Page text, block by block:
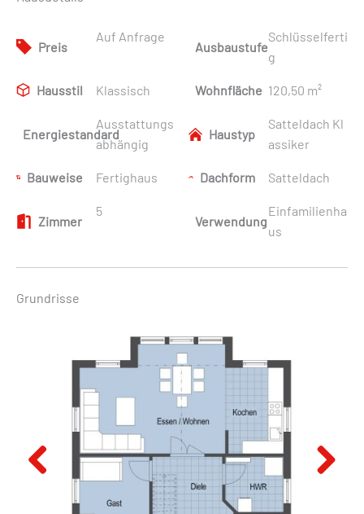
Preis
Auf Anfrage
Ausbaustufe
Schlüsselferti
g
Hausstil Klassisch Wohnfläche 120,50 m²
Energiestandard
Ausstattungs
abhängig
Haustyp
Satteldach Kl
assiker
Bauweise Fertighaus Dachform Satteldach
Zimmer
5
Verwendung
Einfamilienha
us
Grundrisse